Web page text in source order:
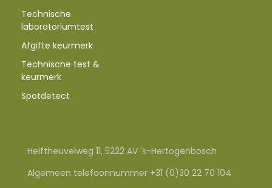
Technische
laboratoriumtest
Afgifte keurmerk
Technische test &
keurmerk
Spotdetect
Helftheuvelweg 11, 5222 AV 's-Hertogenbosch
Algemeen telefoonnummer +31 (0)30 22 70 104